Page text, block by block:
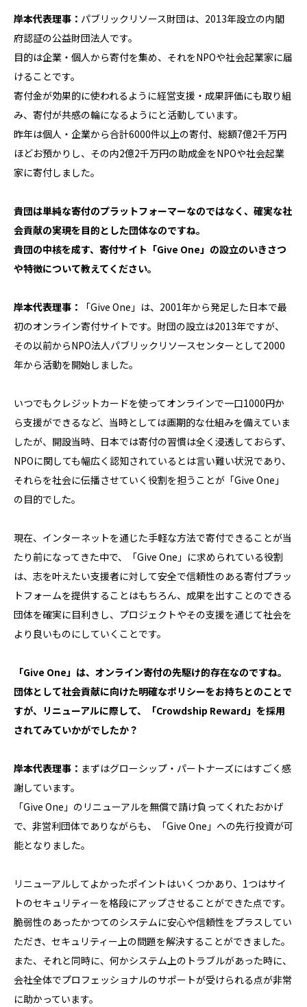
岸本代表理事： パブリックリソース財団は、2013年設立の内閣
府認証の公益財団法人です。
目的は企業・個人から寄付を集め、それをNPOや社会起業家に届
けることです。
寄付金が効果的に使われるように経営支援・成果評価にも取り組
み、寄付が共感の輪になるようにと活動しています。
昨年は個人・企業から合計6000件以上の寄付、総額7億2千万円
ほどお預かりし、その内2億2千万円の助成金をNPOや社会起業
家に寄付しました。
貴団は単純な寄付のプラットフォーマーなのではなく、確実な社
会貢献の実現を目的とした団体なのですね。
貴団の中核を成す、寄付サイト「Give One」の設立のいきさつ
や特徴について教えてください。
岸本代表理事：
「Give One」は、2001年から発足した日本で最
初のオンライン寄付サイトです。財団の設立は2013年ですが、
その以前からNPO法人パブリックリソースセンターとして2000
年から活動を開始しました。
いつでもクレジットカードを使ってオンラインで一口1000円か
ら支援ができるなど、当時としては画期的な仕組みを備えていま
したが、開設当時、日本では寄付の習慣は全く浸透しておらず、
NPOに関しても幅広く認知されているとは言い難い状況であり、
それらを社会に伝播させていく役割を担うことが「Give One」
の目的でした。
現在、インターネットを通じた手軽な方法で寄付できることが当
たり前になってきた中で、「Give One」に求められている役割
は、志を叶えたい支援者に対して安全で信頼性のある寄付プラッ
トフォームを提供することはもちろん、成果を出すことのできる
団体を確実に目利きし、プロジェクトやその支援を通じて社会を
より良いものにしていくことです。
「Give One」は、オンライン寄付の先駆け的存在なのですね。
団体として社会貢献に向けた明確なポリシーをお持ちとのことで
すが、リニューアルに際して、「Crowdship Reward」を採用
されてみていかがでしたか？
岸本代表理事： まずはグローシップ・パートナーズにはすごく感
謝しています。
「Give One」のリニューアルを無償で請け負ってくれたおかげ
で、非営利団体でありながらも、「Give One」への先行投資が可
能となりました。
リニューアルしてよかったポイントはいくつかあり、1つはサイ
トのセキュリティーを格段にアップさせることができた点です。
脆弱性のあったかつてのシステムに安心や信頼性をプラスしてい
ただき、セキュリティー上の問題を解決することができました。
また、それと同時に、何かシステム上のトラブルがあった時に、
会社全体でプロフェッショナルのサポートが受けられる点が非常
に助かっています。